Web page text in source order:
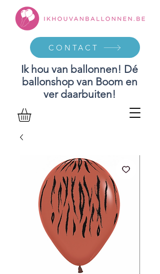
Ik hou van ballonnen! Dé
ballonshop van Boom en
ver daarbuiten!
CONTACT